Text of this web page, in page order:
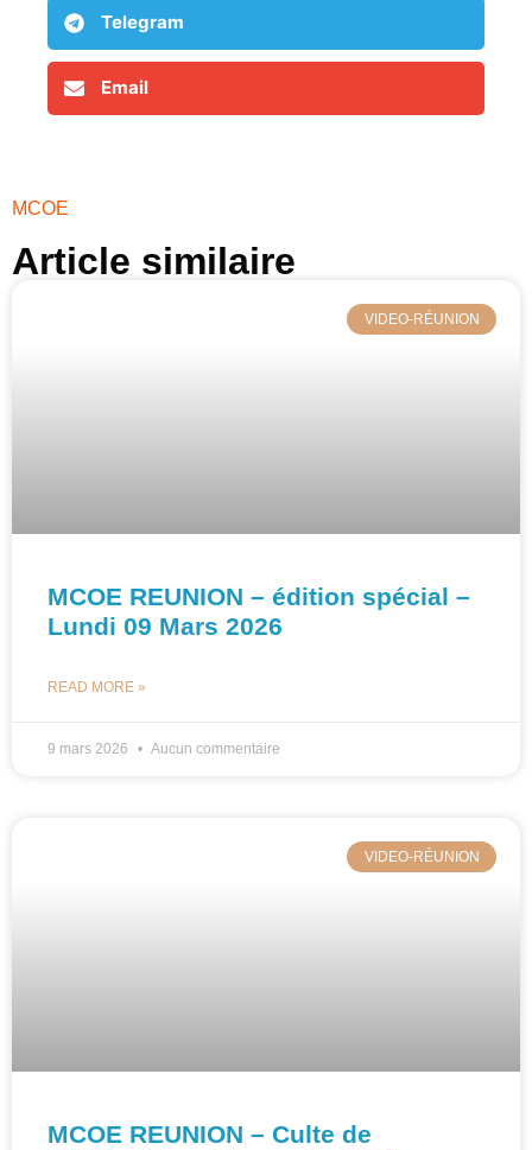
Telegram
Email
MCOE
Article similaire​
VIDEO-RÉUNION
MCOE REUNION – édition spécial –
Lundi 09 Mars 2026
READ MORE »
9 mars 2026 Aucun commentaire
VIDEO-RÉUNION
MCOE REUNION – Culte de